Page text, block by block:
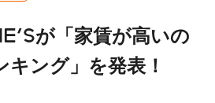
が「家賃が高いの
キング」を発表！